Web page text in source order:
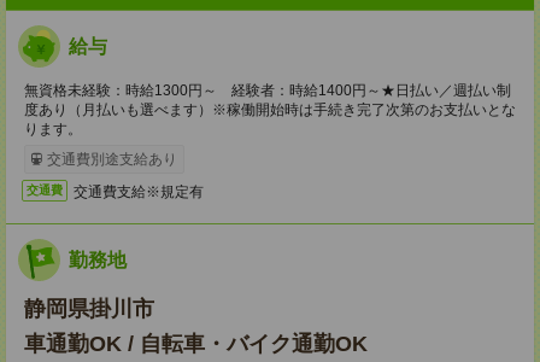
給与
無資格未経験：時給1300円～ 経験者：時給1400円～★日払い／週払い制
度あり（月払いも選べます）※稼働開始時は手続き完了次第のお支払いとな
ります。
交通費別途支給あり
交通費 交通費支給※規定有
勤務地
静岡県掛川市
車通勤OK / 自転車・バイク通勤OK